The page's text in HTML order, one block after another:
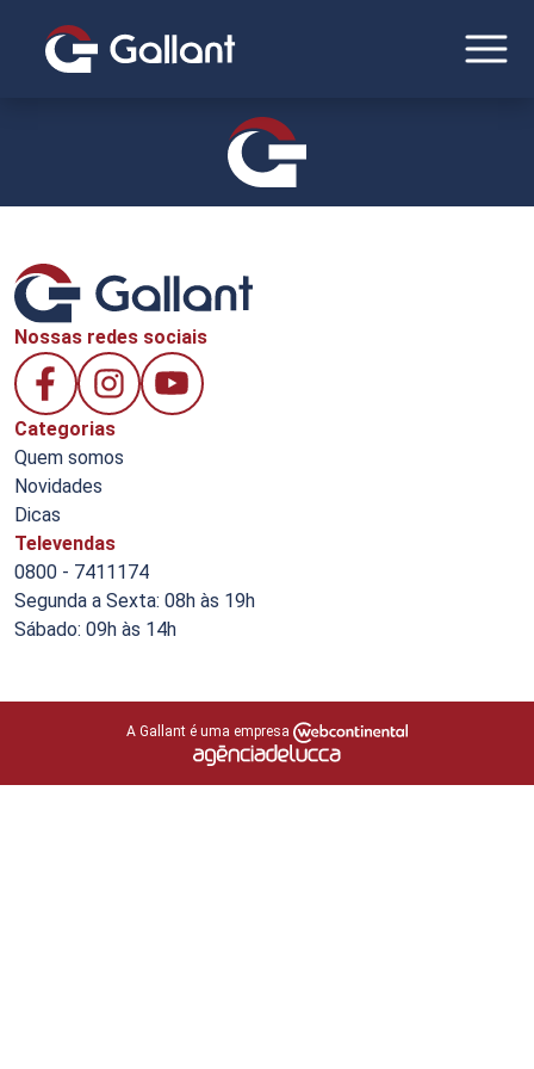
Nossas redes sociais
Categorias
Quem somos
Novidades
Dicas
Televendas
0800 - 7411174
Segunda a Sexta: 08h às 19h
Sábado: 09h às 14h
A Gallant é uma empresa